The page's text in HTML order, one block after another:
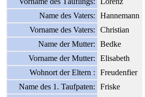
Name des Vaters:
Hannemann
Vorname des Vaters:
Christian
Name der Mutter:
Bedke
Vorname der Mutter:
Elisabeth
Wohnort der Eltern :
Freudenfier
Name des 1. Taufpaten:
Friske